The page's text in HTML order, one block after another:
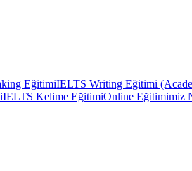
EğitimiIELTS Writing Eğitimi
IELTS Kelime EğitimiOnline Eğitimimiz